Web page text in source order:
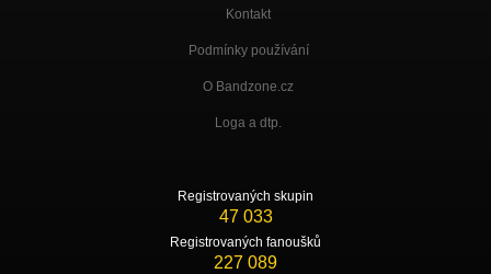
Kontakt
Podmínky používání
O Bandzone.cz
Loga a dtp.
Registrovaných skupin
47 033
Registrovaných fanoušků
227 089